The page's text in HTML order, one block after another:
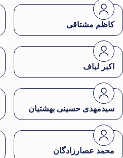
کاظم مشتاقی
اکبر لباف
سیدمهدی حسینی بهشتیان
محمد عصارزادگان